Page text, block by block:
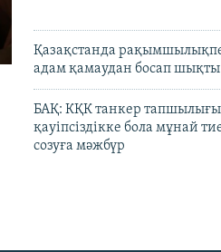
Қазақстанда
адам қамаудан босап шықты
БАҚ: КҚК танкер
қауіпсіздікке бола мұнай
созуға мәжбүр